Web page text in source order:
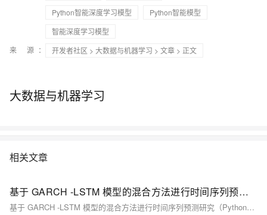
Python智能深度学习模型
Python智能模型
智能深度学习模型
来 源：
开发者社区 > 大数据与机器学习 > 文章 > 正文
大数据与机器学习
相关文章
基于 GARCH -LSTM 模型的混合方法进行时间序列预测研究（Python代码实现）
基于 GARCH -LSTM 模型的混合方法进行时间序列预测研究（Python代码实现）